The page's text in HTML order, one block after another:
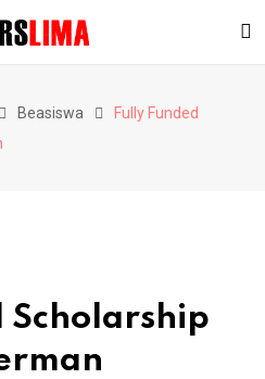
Beasiswa
Fully Funded
Scholarship